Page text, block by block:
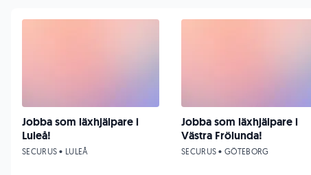
Jobba som läxhjälpare i
Luleå!
SECURUS • LULEÅ
Jobba som läxhjälpare i
Västra Frölunda!
SECURUS • GÖTEBORG